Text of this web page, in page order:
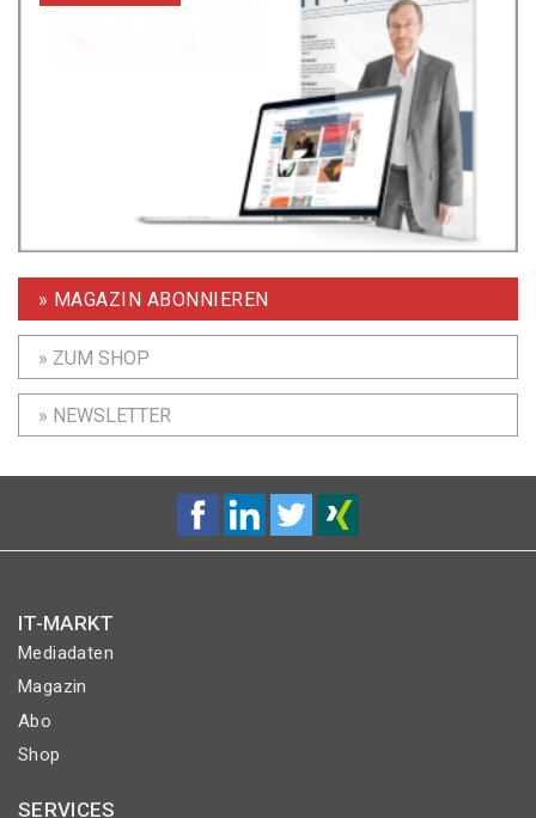
» MAGAZIN ABONNIEREN
» ZUM SHOP
» NEWSLETTER
IT-MARKT
Mediadaten
Magazin
Abo
Shop
SERVICES